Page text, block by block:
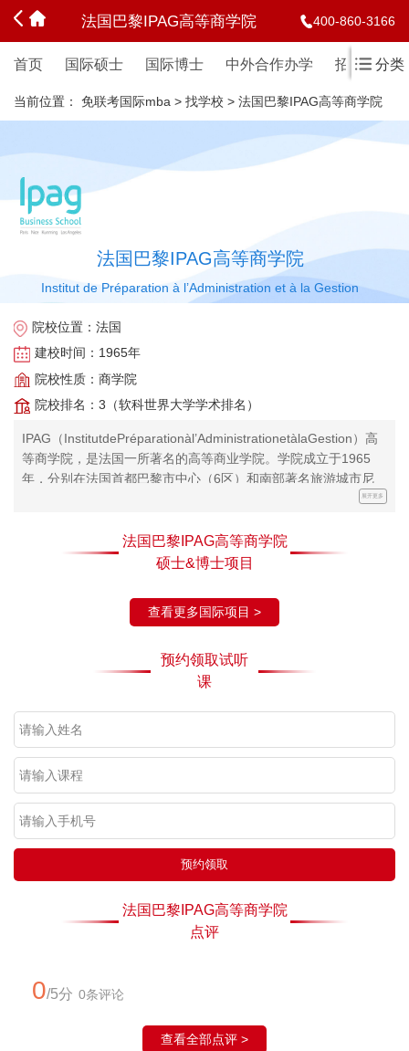
法国巴黎IPAG高等商学院 400-860-3166
首页 国际硕士 国际博士 中外合作办学 招生简章
分类
当前位置： 免联考国际mba > 找学校 > 法国巴黎IPAG高等商学院
法国巴黎IPAG高等商学院
Institut de Préparation à l’Administration et à la Gestion
院校位置： 法国
建校时间： 1965年
院校性质： 商学院
院校排名： 3（软科世界大学学术排名）
IPAG（InstitutdePréparationàl’AdministrationetàlaGestion）高
等商学院，是法国一所著名的高等商业学院。学院成立于1965
年，分别在法国首都巴黎市中心（6区）和南部著名旅游城市尼
斯市中心有两所校园。自1965年学校创办以来，凭借着独特的教
黎高等商学院中领军集团中的重要一员。IPAG高等商学院在中国
已有近20年的发展历史，是最早进入中国的法国院校之一。凭借
区与曹妃甸国际校区。其中曹妃甸国际校区是与曹妃甸国家自贸
区区政府共建校区，建筑面积近6万平米。曹妃甸校区的建立不
展开更多
法国巴黎IPAG高等商学院
硕士&博士项目
查看更多国际项目 >
预约领取试听
课
预约领取
法国巴黎IPAG高等商学院
点评
0/5分 0条评论
查看全部点评 >